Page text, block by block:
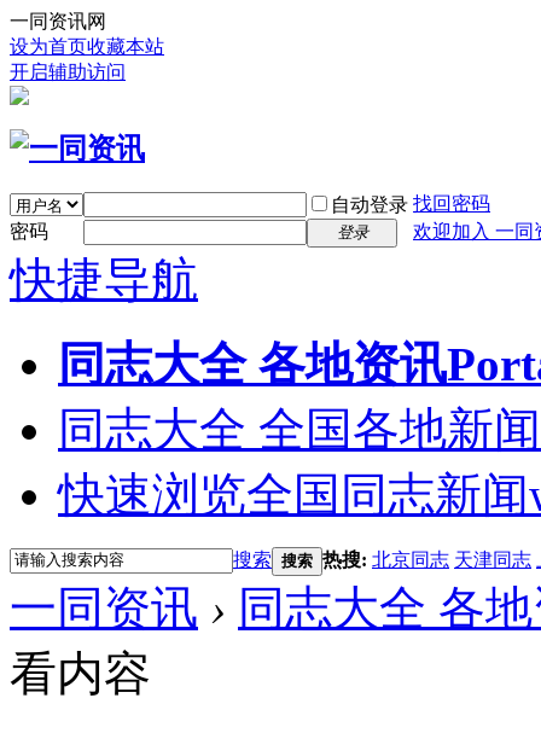
一同资讯网
设为首页收藏本站
开启辅助访问
自动登录 找回密码
密码
登录 欢迎加入 一同
快捷导航
同志大全 各地资讯
同志大全 全国各地新闻
快速浏览全国同志新闻
搜索 搜索 热搜: 北京同志 天津同志
一同资讯 › 同志大全 各
看内容